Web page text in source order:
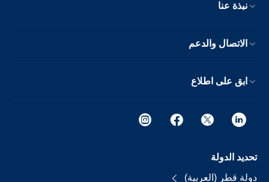
نبذة عنا
الاتصال والدعم
ابق على اطلاع
تحديد الدولة
دولة قطر (العربية)